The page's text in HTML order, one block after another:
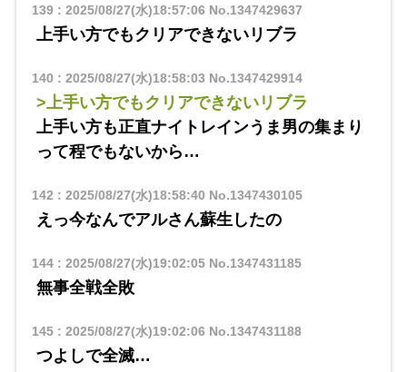
139: 2025/08/27(水)18:57:06 No.1347429637
上手い方でもクリアできないリブラ
140 : 2025/08/27(水)18:58:03 No.1347429914
>上手い方でもクリアできないリブラ
上手い方も正直ナイトレインうま男の集まり
って程でもないから…
142 : 2025/08/27(水)18:58:40 No.1347430105
えっ今なんでアルさん蘇生したの
144: 2025/08/27(水)19:02:05No.1347431185
無事全戦全敗
145: 2025/08/27(水)19:02:06 No.1347431188
つよしで全滅…